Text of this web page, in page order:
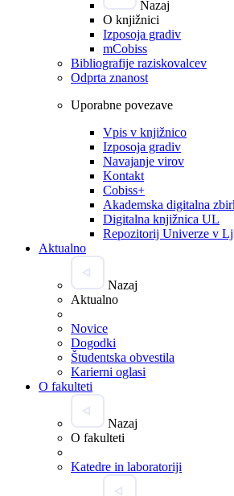
Nazaj
O knjižnici
Izposoja gradiv
mCobiss
Bibliografije raziskovalcev
Odprta znanost
Uporabne povezave
Vpis v knjižnico
Izposoja gradiv
Navajanje virov
Kontakt
Cobiss+
Akademska digitalna
Digitalna knjižnica UL
Repozitorij Univerze v
Aktualno
Nazaj
Aktualno
Novice
Dogodki
Študentska obvestila
Karierni oglasi
O fakulteti
Nazaj
O fakulteti
Katedre in laboratoriji